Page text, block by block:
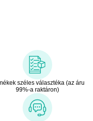
széles választéka (az áru
99%-a raktáron)